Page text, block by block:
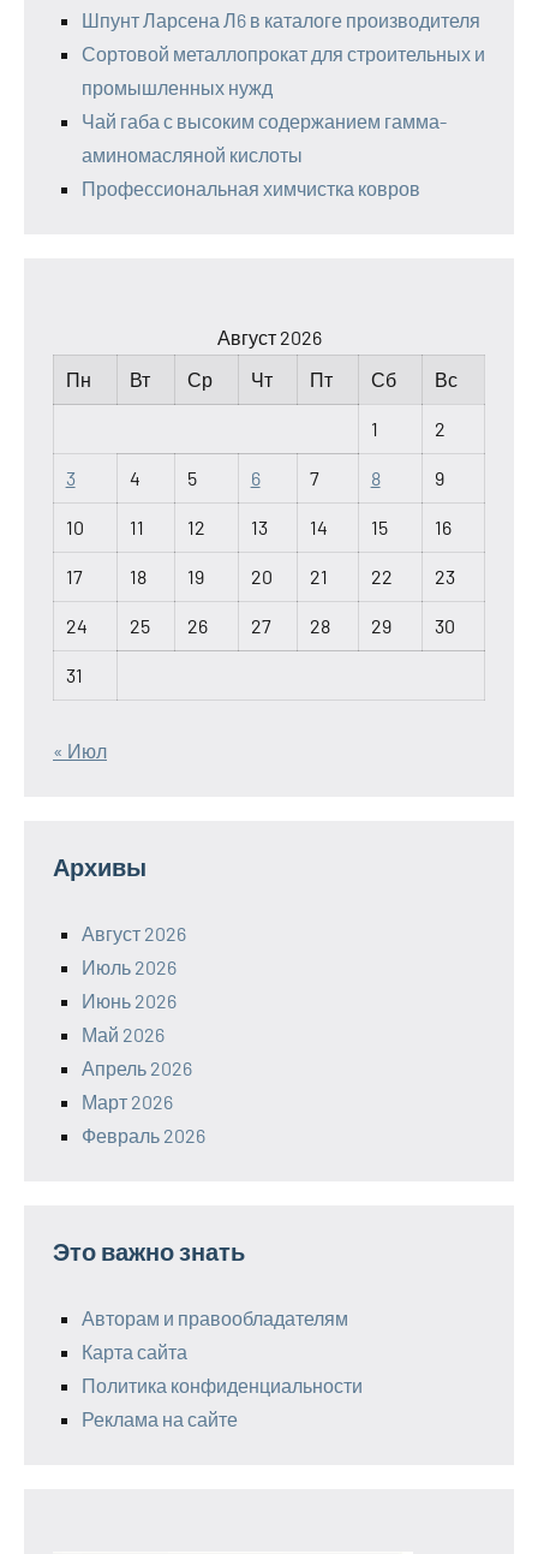
Шпунт Ларсена Л6 в каталоге производителя
Сортовой металлопрокат для строительных и
промышленных нужд
Чай габа с высоким содержанием гамма-
аминомасляной кислоты
Профессиональная химчистка ковров
Август 2026
Пн
Вт Ср Чт Пт Сб Вс
1 2
3 4 5 6 7 8 9
10 11 12 13 14 15 16
17 18 19 20 21 22 23
24 25 26 27 28 29 30
31
« Июл
Архивы
Август 2026
Июль 2026
Июнь 2026
Май 2026
Апрель 2026
Март 2026
Февраль 2026
Это важно знать
Авторам и правообладателям
Карта сайта
Политика конфиденциальности
Реклама на сайте